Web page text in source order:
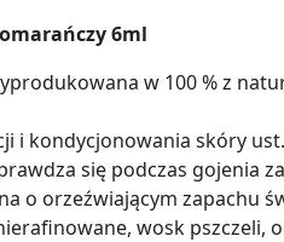
6ml
w 100 % z
kondycjonowania skóry
się podczas gojenia
o orzeźwiającym
wosk